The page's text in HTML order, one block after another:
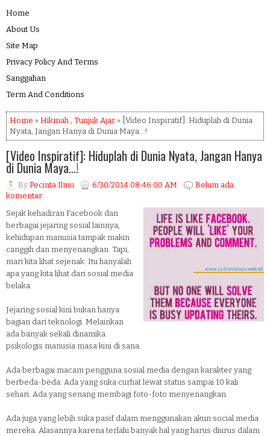
Home
About Us
Site Map
Privacy Policy And Terms
Sanggahan
Term And Conditions
Home » Hikmah , Tunjuk Ajar » [Video Inspiratif]: Hiduplah di Dunia
Nyata, Jangan Hanya di Dunia Maya...!
[Video Inspiratif]: Hiduplah di Dunia Nyata, Jangan Hanya
di Dunia Maya...!
By Pecinta Ilmu 6/30/2014 08:46:00 AM
Belum ada
komentar
Sejak kehadiran Facebook dan
berbagai jejaring sosial lainnya,
kehidupan manusia tampak makin
canggih dan menyenangkan. Tapi,
mari kita lihat sejenak. Itu hanyalah
apa yang kita lihat dari sosial media
belaka.
Jejaring sosial kini bukan hanya
bagian dari teknologi. Melainkan
ada banyak sekali dinamika
psikologis manusia masa kini di sana.
Ada berbagai macam pengguna sosial media dengan karakter yang
berbeda-beda. Ada yang suka curhat lewat status sampai 10 kali
sehari. Ada yang senang membagi foto-foto menyenangkan.
Ada juga yang lebih suka pasif dalam menggunakan akun social media
mereka. Alasannya karena terlalu banyak hal yang harus diurus dalam